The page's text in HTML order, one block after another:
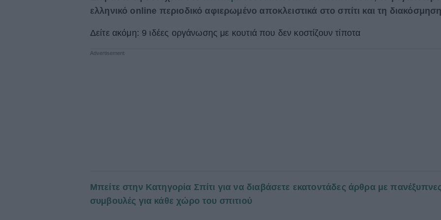
ελληνικό online περιοδικό αφιερωμένο αποκλειστικά στο σπίτι και τη
Δείτε ακόμη: 9 ιδέες οργάνωσης με κουτιά που δεν κοστίζουν τίποτα
Μπείτε στην Κατηγορία Σπίτι για να διαβάσετε εκατοντάδες άρθρα με
συμβουλές για κάθε χώρο του σπιτιού